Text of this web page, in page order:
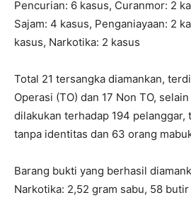
Pencurian: 6 kasus, Curanmor: 2
Sajam: 4 kasus, Penganiayaan: 2
kasus, Narkotika: 2 kasus
Total 21 tersangka diamankan,
Operasi (TO) dan 17 Non TO,
dilakukan terhadap 194 pelanggar,
tanpa identitas dan 63 orang
Barang bukti yang berhasil
Narkotika: 2,52 gram sabu, 58